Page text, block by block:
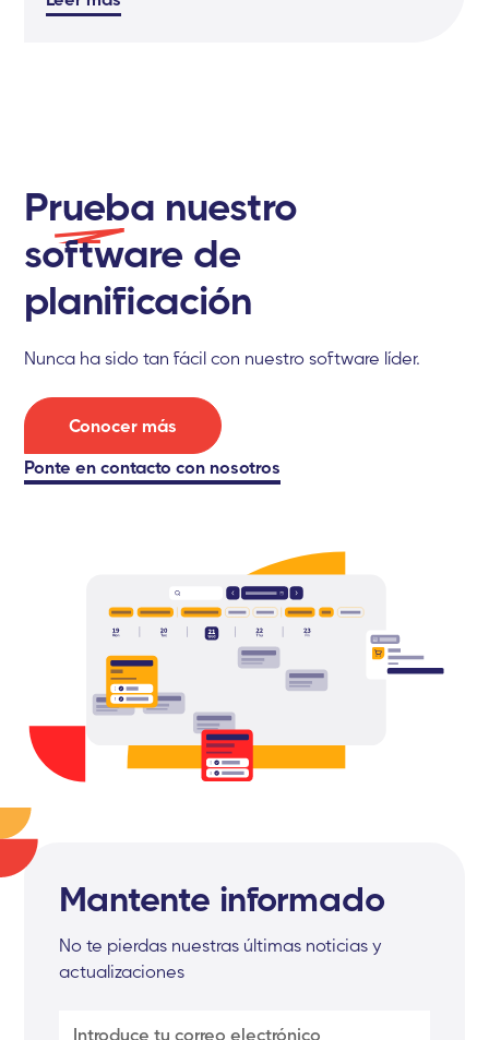
Prueba nuestro
software de
planificación
Nunca ha sido tan fácil con nuestro software líder.
Conocer más
Ponte en contacto con nosotros
Mantente informado
No te pierdas nuestras últimas noticias y
actualizaciones